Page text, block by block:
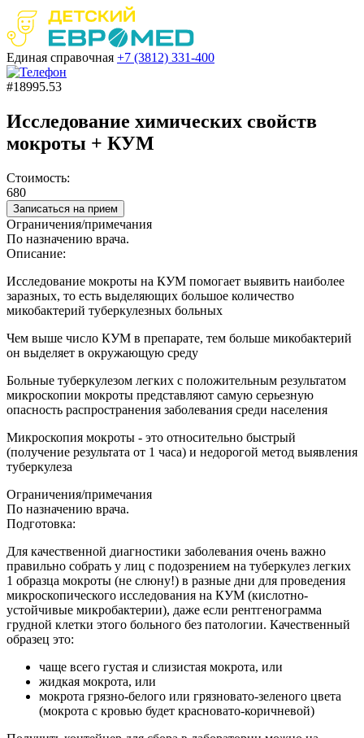
Единая справочная +7 (3812) 331-400
#18995.53
Исследование химических свойств
мокроты + КУМ
Стоимость:
680
Записаться на прием
Ограничения/примечания
По назначению врача.
Описание:
Исследование мокроты на КУМ помогает выявить наиболее
заразных, то есть выделяющих большое количество
микобактерий туберкулезных больных
Чем выше число КУМ в препарате, тем больше микобактерий
он выделяет в окружающую среду
Больные туберкулезом легких с положительным результатом
микроскопии мокроты представляют самую серьезную
опасность распространения заболевания среди населения
Микроскопия мокроты - это относительно быстрый
(получение результата от 1 часа) и недорогой метод выявления
туберкулеза
Ограничения/примечания
По назначению врача.
Подготовка:
Для качественной диагностики заболевания очень важно
правильно собрать у лиц с подозрением на туберкулез легких
1 образца мокроты (не слюну!) в разные дни для проведения
микроскопического исследования на КУМ (кислотно-
устойчивые микробактерии), даже если рентгенограмма
грудной клетки этого больного без патологии. Качественный
образец это:
чаще всего густая и слизистая мокрота, или
жидкая мокрота, или
мокрота грязно-белого или грязновато-зеленого цвета
(мокрота с кровью будет красновато-коричневой)